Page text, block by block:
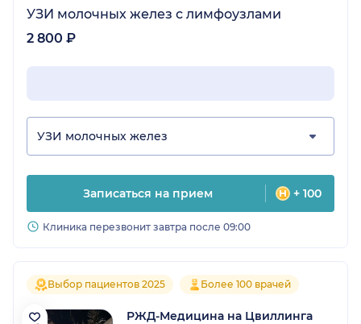
УЗИ молочных желез с лимфоузлами
2 800 ₽
УЗИ молочных желез
Записаться на прием + 100
Клиника перезвонит завтра после 09:00
Выбор пациентов 2025 Более 100 врачей
РЖД-Медицина на Цвиллинга